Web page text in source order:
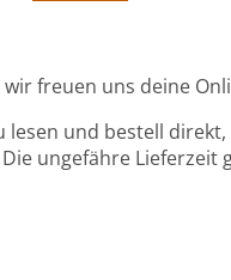
freuen uns deine
und bestell
ungefähre Lieferzeit